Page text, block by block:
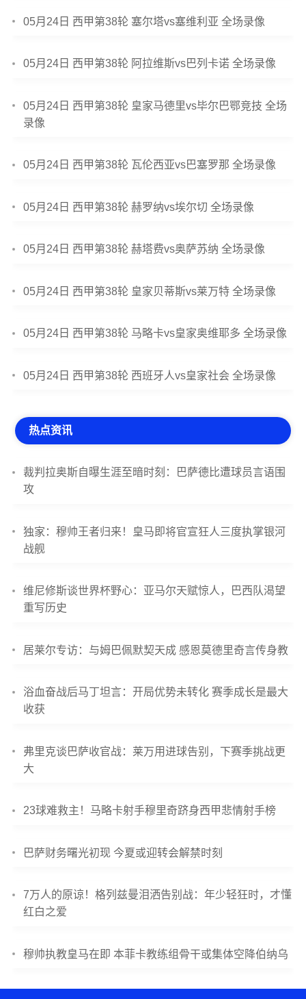
05月24日 西甲第38轮 塞尔塔vs塞维利亚 全场录像
05月24日 西甲第38轮 阿拉维斯vs巴列卡诺 全场录像
05月24日 西甲第38轮 皇家马德里vs毕尔巴鄂竞技 全场
录像
05月24日 西甲第38轮 瓦伦西亚vs巴塞罗那 全场录像
05月24日 西甲第38轮 赫罗纳vs埃尔切 全场录像
05月24日 西甲第38轮 赫塔费vs奥萨苏纳 全场录像
05月24日 西甲第38轮 皇家贝蒂斯vs莱万特 全场录像
05月24日 西甲第38轮 马略卡vs皇家奥维耶多 全场录像
05月24日 西甲第38轮 西班牙人vs皇家社会 全场录像
热点资讯
裁判拉奥斯自曝生涯至暗时刻：巴萨德比遭球员言语围
攻
独家：穆帅王者归来！皇马即将官宣狂人三度执掌银河
战舰
维尼修斯谈世界杯野心：亚马尔天赋惊人，巴西队渴望
重写历史
居莱尔专访：与姆巴佩默契天成 感恩莫德里奇言传身教
浴血奋战后马丁坦言：开局优势未转化 赛季成长是最大
收获
弗里克谈巴萨收官战：莱万用进球告别，下赛季挑战更
大
23球难救主！马略卡射手穆里奇跻身西甲悲情射手榜
巴萨财务曙光初现 今夏或迎转会解禁时刻
7万人的原谅！格列兹曼泪洒告别战：年少轻狂时，才懂
红白之爱
穆帅执教皇马在即 本菲卡教练组骨干或集体空降伯纳乌